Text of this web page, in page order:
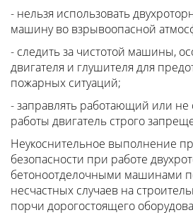
- нельзя использовать
машину во взрывоопасной
- следить за чистотой машины,
двигателя и глушителя для
пожарных ситуаций;
- заправлять работающий или
работы двигатель строго
Неукоснительное выполнение
безопасности при работе
бетоноотделочными машинами
несчастных случаев на
порчи дорогостоящего